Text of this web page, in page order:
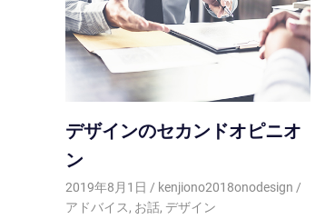
デザインのセカンドオピニオ
ン
2019年8月1日
kenjiono2018onodesign
アドバイス, お話, デザイン